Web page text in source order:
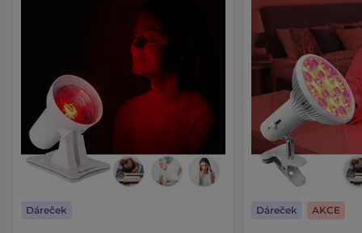
Dáreček Dáreček AKCE